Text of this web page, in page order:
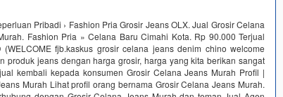
Pribadi › Fashion Pria Grosir Jeans OLX. Jual Grosir Celana
Fashion Pria » Celana Baru Cimahi Kota. Rp 90.000 Terjual
fjb.kaskus grosir celana jeans denim chino welcome
produk jeans dengan harga grosir, harga yang kita berikan sangat
kembali kepada konsumen Grosir Celana Jeans Murah Profil |
Murah Lihat profil orang bernama Grosir Celana Jeans Murah.